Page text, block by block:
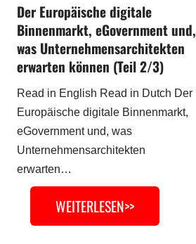
Der Europäische digitale
Binnenmarkt, eGovernment und,
was Unternehmensarchitekten
erwarten können (Teil 2/3)
Read in English Read in Dutch Der
Europäische digitale Binnenmarkt,
eGovernment und, was
Unternehmensarchitekten
erwarten…
WEITERLESEN>>